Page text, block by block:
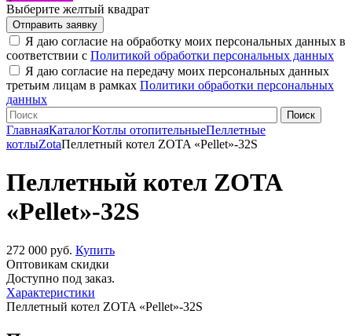
Выберите желтый квадрат
Я даю согласие на обработку моих персональных данных в
соответствии с Политикой обработки персональных данных
Я даю согласие на передачу моих персональных данных
третьим лицам в рамках Политики обработки персональных
данных
ГлавнаяКаталогКотлы отопительныеПеллетные
котлыZotaПеллетный котел ZOTA «Pellet»-32S
Пеллетный котел ZOTA
«Pellet»-32S
272 000 руб. Купить
Оптовикам скидки
Доступно под заказ.
Характеристики
Пеллетный котел ZOTA «Pellet»-32S